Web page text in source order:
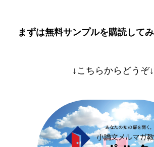
まずは無料サンプルを購読して
↓こちらからどうぞ↓